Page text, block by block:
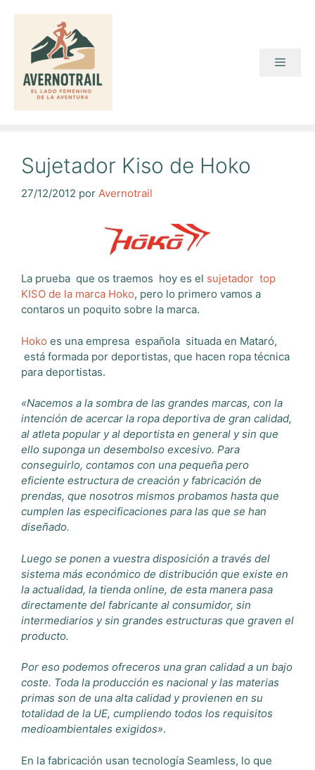
contenido
Sujetador Kiso de Hoko
27/12/2012 por Avernotrail
La prueba que os traemos hoy es el sujetador top
KISO de la marca Hoko, pero lo primero vamos a
contaros un poquito sobre la marca.
Hoko es una empresa española situada en Mataró,
está formada por deportistas, que hacen ropa técnica
para deportistas.
«Nacemos a la sombra de las grandes marcas, con la
intención de acercar la ropa deportiva de gran calidad,
al atleta popular y al deportista en general y sin que
ello suponga un desembolso excesivo. Para
conseguirlo, contamos con una pequeña pero
eficiente estructura de creación y fabricación de
prendas, que nosotros mismos probamos hasta que
cumplen las especificaciones para las que se han
diseñado.
Luego se ponen a vuestra disposición a través del
sistema más económico de distribución que existe en
la actualidad, la tienda online, de esta manera pasa
directamente del fabricante al consumidor, sin
intermediarios y sin grandes estructuras que graven el
producto.
Por eso podemos ofreceros una gran calidad a un bajo
coste. Toda la producción es nacional y las materias
primas son de una alta calidad y provienen en su
totalidad de la UE, cumpliendo todos los requisitos
medioambientales exigidos».
En la fabricación usan tecnología Seamless, lo que